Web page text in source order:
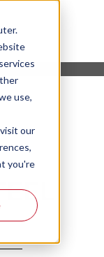
use,
our
you're